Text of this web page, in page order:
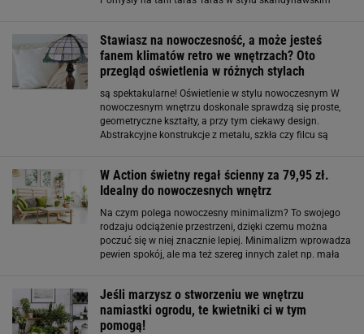
Stawiasz na nowoczesność, a może jesteś
fanem klimatów retro we wnętrzach? Oto
przegląd oświetlenia w różnych stylach
są spektakularne! Oświetlenie w stylu nowoczesnym W
nowoczesnym wnętrzu doskonale sprawdzą się proste,
geometryczne kształty, a przy tym ciekawy design.
Abstrakcyjne konstrukcje z metalu, szkła czy filcu są
W Action świetny regał ścienny za 79,95 zł.
Idealny do nowoczesnych wnętrz
Na czym polega nowoczesny minimalizm? To swojego
rodzaju odciążenie przestrzeni, dzięki czemu można
poczuć się w niej znacznie lepiej. Minimalizm wprowadza
pewien spokój, ale ma też szereg innych zalet np. mała
Jeśli marzysz o stworzeniu we wnętrzu
namiastki ogrodu, te kwietniki ci w tym
pomogą!